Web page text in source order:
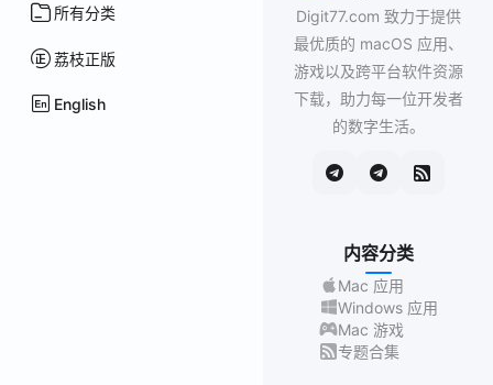
所有分类
荔枝正版
English
Digit77.com 致力于提供
最优质的 macOS 应用、
游戏以及跨平台软件资源
下载，助力每一位开发者
的数字生活。
内容分类
Mac 应用
Windows 应用
Mac 游戏
专题合集